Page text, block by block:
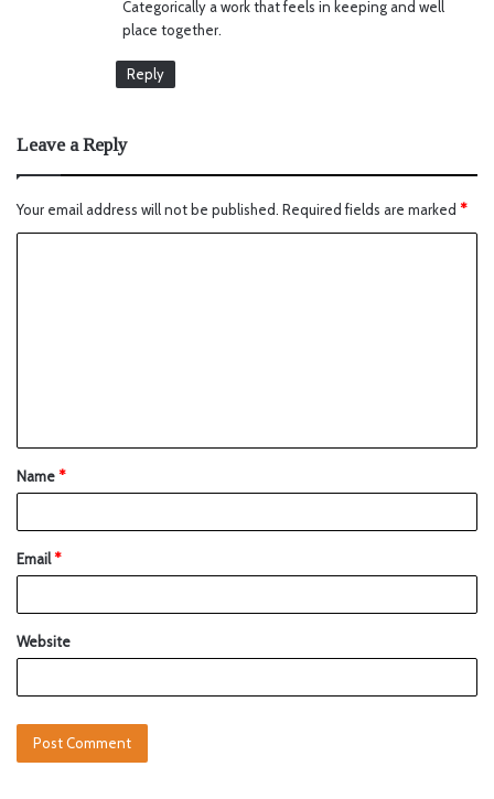
Categorically a work that feels in keeping and well
place together.
Reply
Leave a Reply
Your email address will not be published. Required fields are marked *
Name*
Email*
Website